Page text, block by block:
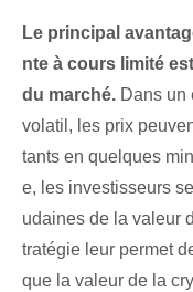
Le principal
nte à cours limité
du marché. Dans un
volatil, les prix
tants en quelques
e, les investisseurs
udaines de la valeur
tratégie leur permet
que la valeur de la